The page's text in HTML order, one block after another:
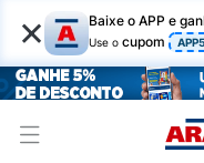
× Baixe o APP e
Use o cupom APP5